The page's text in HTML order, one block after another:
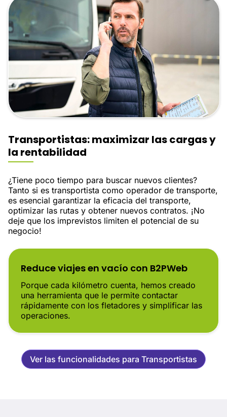
Transportistas: maximizar las cargas y
la rentabilidad
¿Tiene poco tiempo para buscar nuevos clientes?
Tanto si es transportista como operador de transporte,
es esencial garantizar la eficacia del transporte,
optimizar las rutas y obtener nuevos contratos. ¡No
deje que los imprevistos limiten el potencial de su
negocio!
Reduce viajes en vacío con B2PWeb
Porque cada kilómetro cuenta, hemos creado
una herramienta que le permite contactar
rápidamente con los fletadores y simplificar las
operaciones.
Ver las funcionalidades para Transportistas